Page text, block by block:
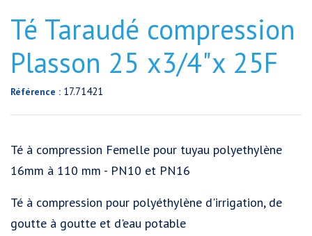
Té Taraudé compression
Plasson 25 x3/4"x 25F
Référence : 17.71421
Té à compression Femelle pour tuyau polyethylène
16mm à 110 mm - PN10 et PN16
Té à compression pour polyéthylène d'irrigation, de
goutte à goutte et d'eau potable